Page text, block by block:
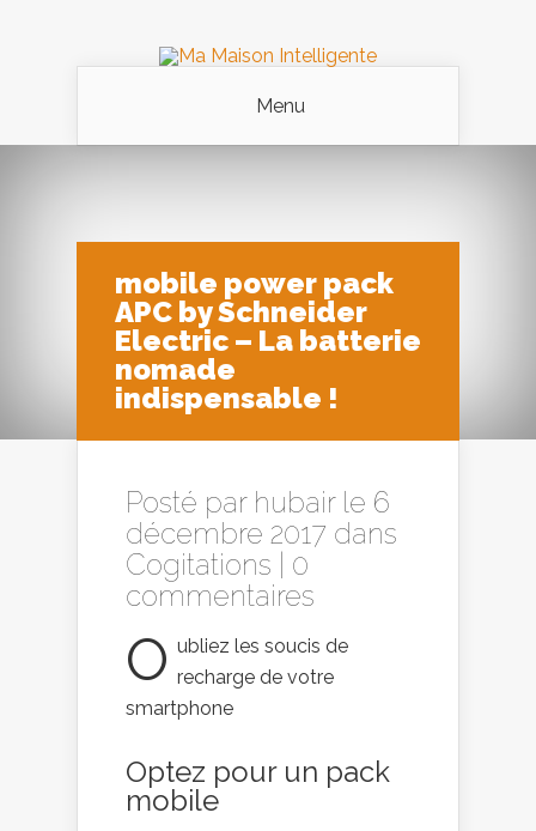
Menu
mobile power pack
APC by Schneider
Electric – La batterie
nomade
indispensable !
Posté par hubairle 6
décembre 2017 dans
Cogitations
0
commentaires
O ubliez les soucis de
recharge de votre
smartphone
Optez pour un pack
mobile